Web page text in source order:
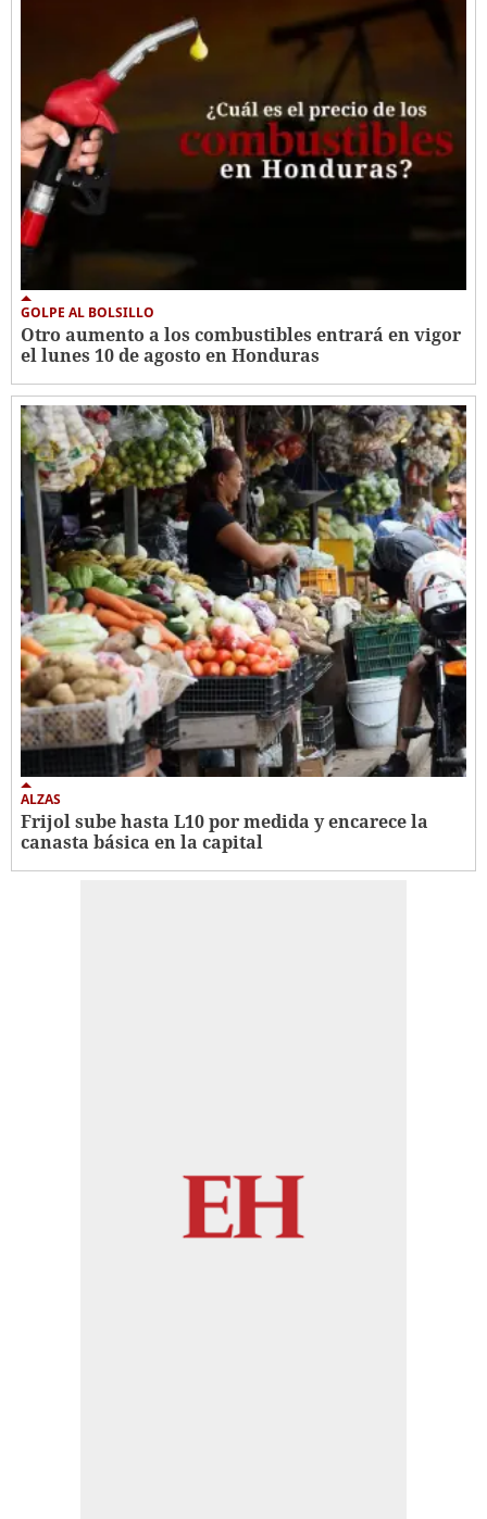
GOLPE AL BOLSILLO
Otro aumento a los combustibles entrará en vigor
el lunes 10 de agosto en Honduras
ALZAS
Frijol sube hasta L10 por medida y encarece la
canasta básica en la capital